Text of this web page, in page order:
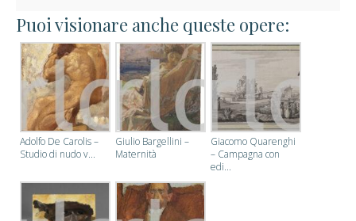
Puoi visionare anche queste opere:
Adolfo De Carolis –
Studio di nudo v...
Giulio Bargellini –
Maternità
Giacomo Quarenghi
– Campagna con
edi...